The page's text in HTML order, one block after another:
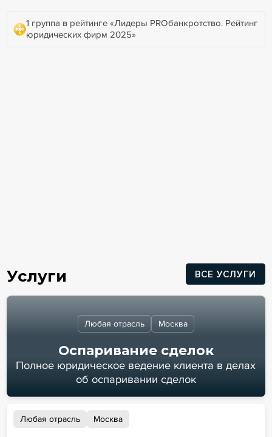
1 группа в рейтинге «Лидеры PROбанкротство. Рейтинг
юридических фирм 2025»
Услуги ВСЕ УСЛУГИ
Любая отрасль Москва
Оспаривание сделок
Полное юридическое ведение клиента в делах
об оспаривании сделок
Любая отрасль Москва